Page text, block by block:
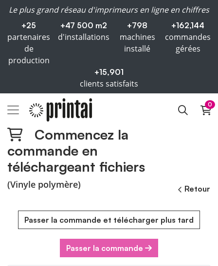
Le plus grand réseau d'imprimeurs en ligne en chiffres
+25
partenaires
de
production
+47 500 m2
d'installations
+798
machines
installé
+162,144
commandes
gérées
+15,901
clients satisfaits
0
Commencez la
commande en
téléchargeant fichiers
(Vinyle polymère) Retour
Passer la commande et télécharger plus tard
Passer la commande